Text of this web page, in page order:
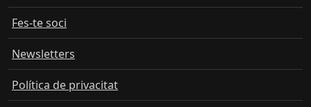
Fes-te soci
Newsletters
Política de privacitat